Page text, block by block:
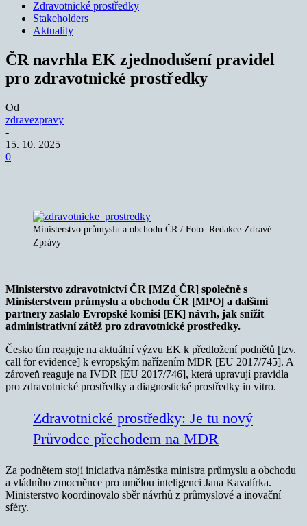
Zdravotnické prostředky
Stakeholders
Aktuality
ČR navrhla EK zjednodušení pravidel
pro zdravotnické prostředky
Od
zdravezpravy
-
15. 10. 2025
0
Ministerstvo průmyslu a obchodu ČR / Foto: Redakce Zdravé
Zprávy
Ministerstvo zdravotnictví ČR [MZd ČR] společně s
Ministerstvem průmyslu a obchodu ČR [MPO] a dalšími
partnery zaslalo Evropské komisi [EK] návrh, jak snížit
administrativní zátěž pro zdravotnické prostředky.
Česko tím reaguje na aktuální výzvu EK k předložení podnětů [tzv.
call for evidence] k evropským nařízením MDR [EU 2017/745]. A
zároveň reaguje na IVDR [EU 2017/746], která upravují pravidla
pro zdravotnické prostředky a diagnostické prostředky in vitro.
Zdravotnické prostředky: Je tu nový
Průvodce přechodem na MDR
Za podnětem stojí iniciativa náměstka ministra průmyslu a obchodu
a vládního zmocněnce pro umělou inteligenci Jana Kavalírka.
Ministerstvo koordinovalo sběr návrhů z průmyslové a inovační
sféry.